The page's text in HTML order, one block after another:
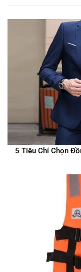
5 Tiêu Chí Chọn